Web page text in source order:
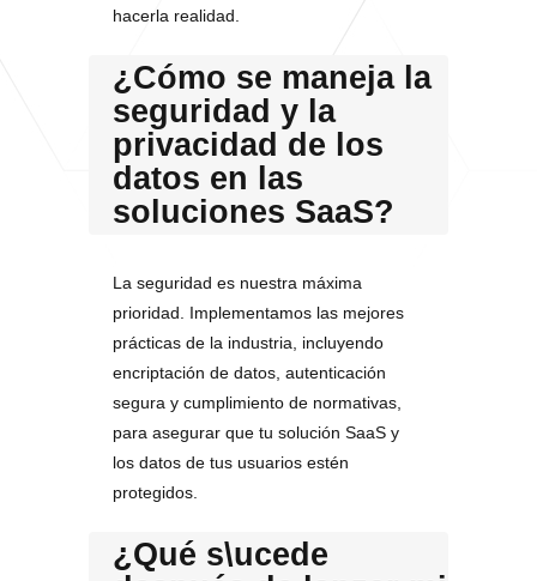
hacerla realidad.
¿Cómo se maneja la
seguridad y la
privacidad de los
datos en las
soluciones SaaS?
La seguridad es nuestra máxima
prioridad. Implementamos las mejores
prácticas de la industria, incluyendo
encriptación de datos, autenticación
segura y cumplimiento de normativas,
para asegurar que tu solución SaaS y
los datos de tus usuarios estén
protegidos.
¿Qué s\ucede